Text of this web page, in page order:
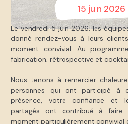
15 juin 2026
Le vendredi 5 juin 2026, les
donné rendez-vous à leurs
moment convivial. Au
fabrication, rétrospective et
Nous tenons à remercier
personnes qui ont participé à
présence, votre confiance et
partagés ont contribué à faire
moment particulièrement convivial